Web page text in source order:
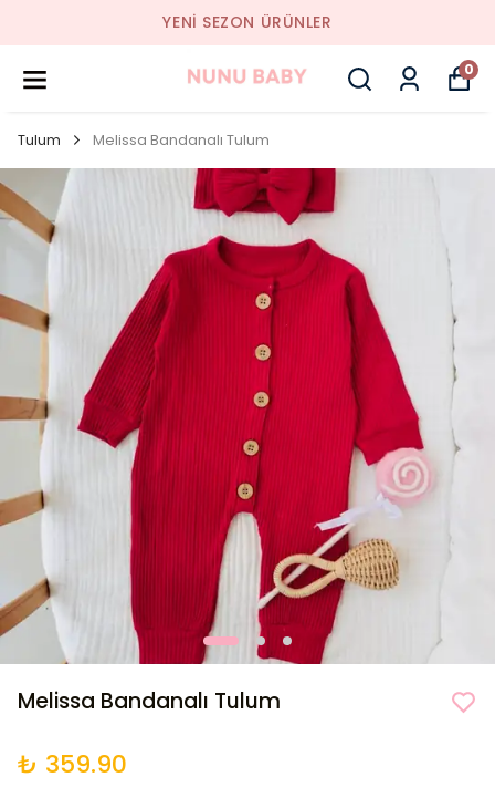
YENI SEZON ÜRÜNLER
0
Tulum Melissa Bandanalı Tulum
Melissa Bandanalı Tulum
₺ 359.90